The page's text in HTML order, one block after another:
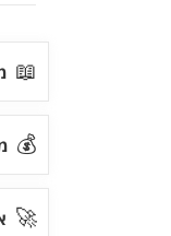
📖
💰
🚀